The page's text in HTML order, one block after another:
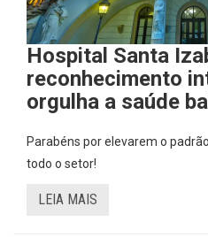
Hospital Santa
reconhecimento
orgulha a saúde
Parabéns por elevarem o
todo o setor!
LEIA MAIS